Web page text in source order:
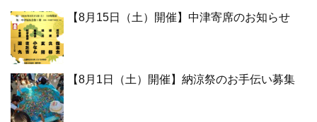
【8月15日（土）開催】中津寄席のお知らせ
【8月1日（土）開催】納涼祭のお手伝い募集